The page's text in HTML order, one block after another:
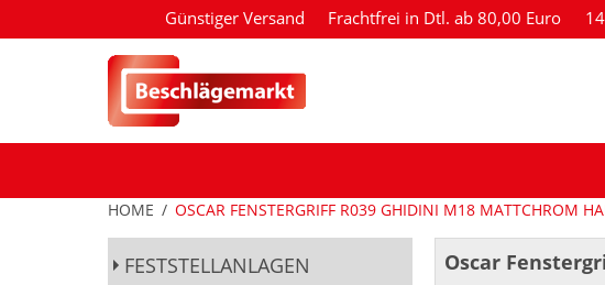
Günstiger Versand Frachtfrei in Dtl. ab 80,00 Euro
HOME / OSCAR FENSTERGRIFF R039 GHIDINI M18 MATTCHROM
Oscar
FESTSTELLANLAGEN